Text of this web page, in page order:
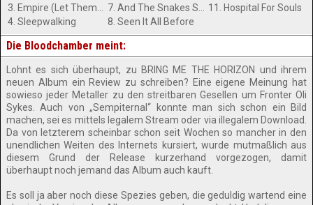
4. Sleepwalking
8. Seen It All Before
11. Hospital For Souls
Die Bloodchamber meint:
Lohnt es sich überhaupt, zu BRING ME THE HORIZON und ihrem
neuen Album ein Review zu schreiben? Eine eigene Meinung hat
sowieso jeder Metaller zu den streitbaren Gesellen um Fronter Oli
Sykes. Auch von „Sempiternal“ konnte man sich schon ein Bild
machen, sei es mittels legalem Stream oder via illegalem Download.
Da von letzterem scheinbar schon seit Wochen so mancher in den
unendlichen Weiten des Internets kursiert, wurde mutmaßlich aus
diesem Grund der Release kurzerhand vorgezogen, damit
überhaupt noch jemand das Album auch kauft.
Es soll ja aber noch diese Spezies geben, die geduldig wartend eine